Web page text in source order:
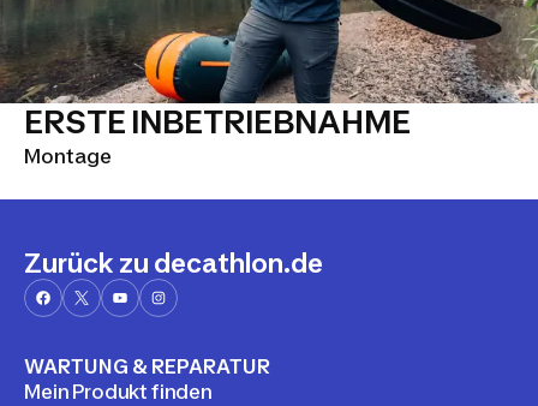
ERSTE INBETRIEBNAHME
Montage
Zurück zu decathlon.de
WARTUNG & REPARATUR
Mein Produkt finden